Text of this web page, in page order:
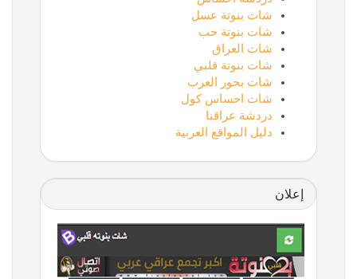
شات بنوتة عسل
شات بنوتة حب
شات العراق
شات بنوتة قلبي
شات بحور العرب
شات احساس كول
دردشة عراقنا
دليل المواقع العربية
إعلان